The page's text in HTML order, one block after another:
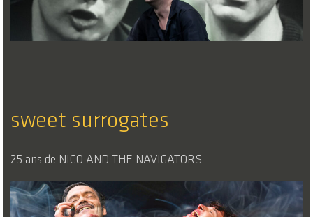
sweet surrogates
25 ans de NICO AND THE NAVIGATORS